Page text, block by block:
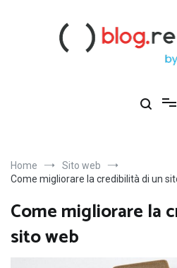
Home
Sito web
Come migliorare la credibilità di un
Come migliorare la
sito web